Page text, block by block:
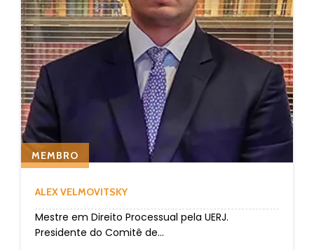
MEMBRO
ALEX VELMOVITSKY
Mestre em Direito Processual pela UERJ.
Presidente do Comitê de...